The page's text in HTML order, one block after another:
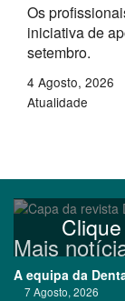
Os
iniciativa de
setembro.
4 Agosto, 2026
Atualidade
Mais
A equipa da
7 Agosto, 2026